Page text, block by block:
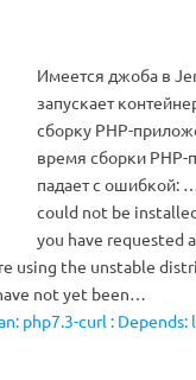
Имеется джоба в
запускает
сборку PHP-
время сборки
падает с ошибкой:
could not be
you have requested
using the unstable
not yet been…
php7.3-curl :